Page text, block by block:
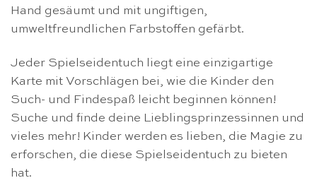
Hand gesäumt und mit ungiftigen,
umweltfreundlichen Farbstoffen gefärbt.
Jeder Spielseidentuch liegt eine einzigartige
Karte mit Vorschlägen bei, wie die Kinder den
Such- und Findespaß leicht beginnen können!
Suche und finde deine Lieblingsprinzessinnen und
vieles mehr! Kinder werden es lieben, die Magie zu
erforschen, die diese Spielseidentuch zu bieten
hat.